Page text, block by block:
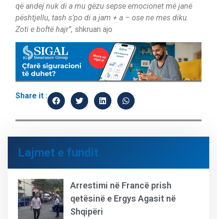
që andej nuk di a mu gëzu sepse emocionet më janë
pështjellu, tash s’po di a jam + a – ose ne mes diku.
Zoti e boftë hajr”, shkruan ajo
Share it :
Lajmet e fundit
Arrestimi në Francë prish
qetësinë e Ergys Agasit në
Shqipëri